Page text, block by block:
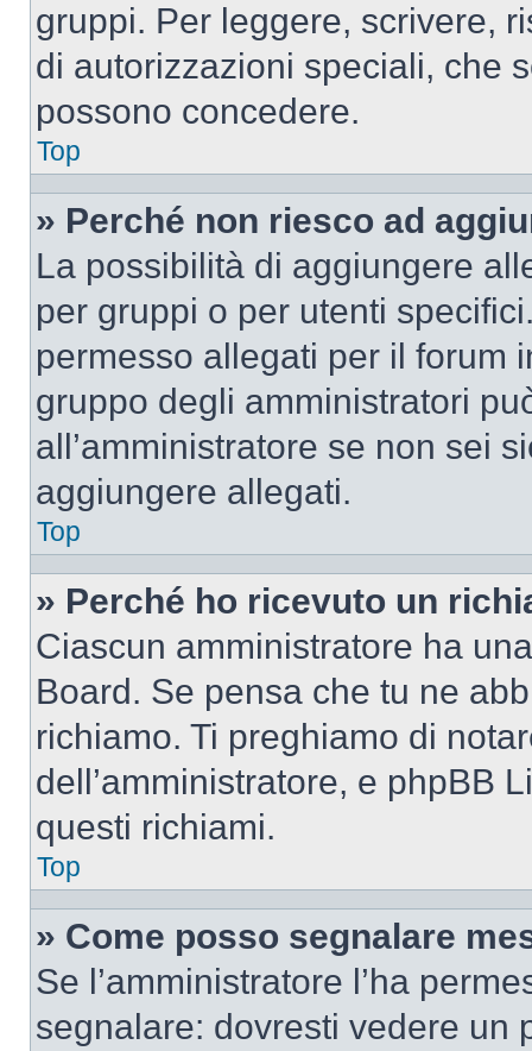
gruppi. Per leggere, scrivere,
di autorizzazioni speciali, che
possono concedere.
Top
» Perché non riesco ad
La possibilità di aggiungere
per gruppi o per utenti
permesso allegati per il forum
gruppo degli amministratori
all’amministratore se non sei
aggiungere allegati.
Top
» Perché ho ricevuto un
Ciascun amministratore ha
Board. Se pensa che tu ne
richiamo. Ti preghiamo di
dell’amministratore, e phpBB
questi richiami.
Top
» Come posso segnalare
Se l’amministratore l’ha
segnalare: dovresti vedere un